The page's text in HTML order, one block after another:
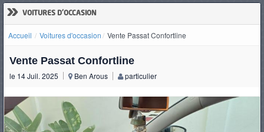
» VOITURES D'OCCASION
Accueil Voitures d'occasion Vente Passat Confortline
Vente Passat Confortline
le 14 Juil. 2025 Ben Arous particulier
D'OCCASION
CAMIONS